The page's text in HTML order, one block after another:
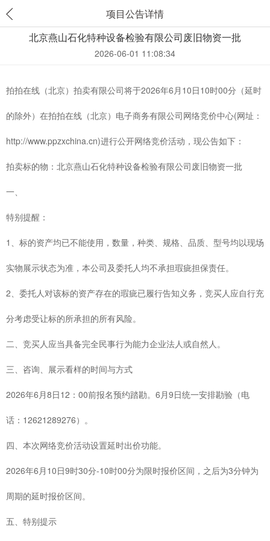
项目公告详情
北京燕山石化特种设备检验有限公司废旧物资一批
2026-06-01 11:08:34
拍拍在线（北京）拍卖有限公司将于2026年6月 10日10时00分（延时
的除外）在拍拍在线（北京）电子商务有限公司网络竞价中心(网址：
http://www.ppzxchina.cn)进行公开网络竞价活动，现公告如下：
拍卖标的物：北京燕山石化特种设备检验有限公司废旧物资一批
一、
特别提醒：
1 、标的资产均已不能使用，数量，种类、规格、品质、型号均以现场
实物展示状态为准，本公司及委托人均不承担瑕疵担保责任。
2、委托人对该标的资产存在的瑕疵已履行告知义务，竞买人应自行充
分考虑受让标的所承担的所有风险。
二、竞买人应当具备完全民事行为能力企业法人或自然人。
三、咨询、展示看样的时间与方式
2026年6月8日12 ： 00前报名预约踏勘。 6月9日统一安排勘验（电
话： 12621289276）。
四、本次网络竞价活动设置延时出价功能。
2026年6月 10日9时30分-10时00分为限时报价区间，之后为3分钟为
周期的延时报价区间。
五、特别提示